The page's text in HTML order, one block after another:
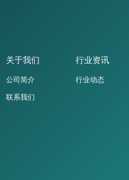
关于我们
公司简介
联系我们
行业资讯
行业动态